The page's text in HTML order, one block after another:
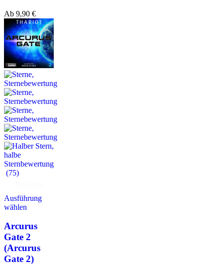
Ab 9,90 €
(75)
Ausführung
wählen
Arcurus
Gate 2
(Arcurus
Gate 2)